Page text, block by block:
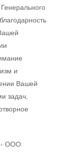
и
Вашей
задач,
- ООО